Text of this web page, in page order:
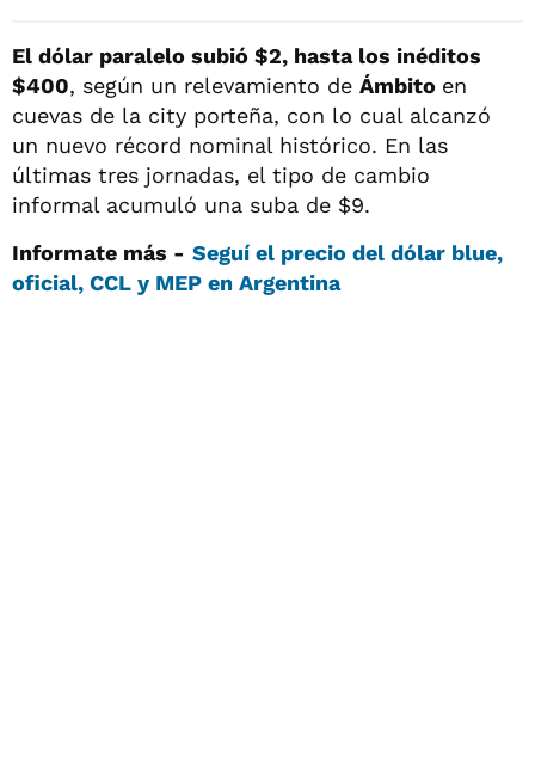
El dólar paralelo subió $2, hasta los inéditos
$400, según un relevamiento de Ámbito en
cuevas de la city porteña, con lo cual alcanzó
un nuevo récord nominal histórico. En las
últimas tres jornadas, el tipo de cambio
informal acumuló una suba de $9.
Informate más - Seguí el precio del dólar blue,
oficial, CCL y MEP en Argentina